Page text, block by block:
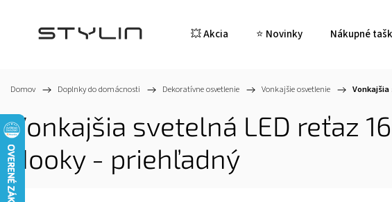
💥 Akcia ⭐ Novinky Nákupné
Domov / Doplnky do domácnosti / Dekoratívne osvetlenie / Vonkajšie osvetlenie /
Vonkajšia svetelná LED reťaz
Hooky - priehľadný